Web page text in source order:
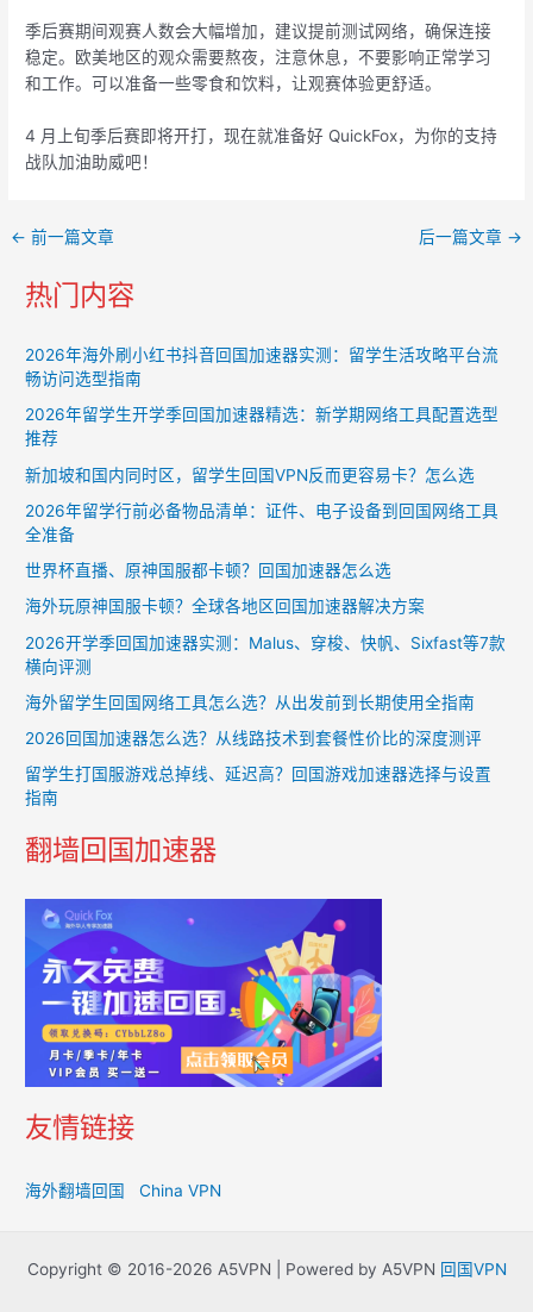
季后赛期间观赛人数会大幅增加，建议提前测试网络，确保连接
稳定。欧美地区的观众需要熬夜，注意休息，不要影响正常学习
和工作。可以准备一些零食和饮料，让观赛体验更舒适。
4 月上旬季后赛即将开打，现在就准备好 QuickFox，为你的支持
战队加油助威吧！
Post
← 前一篇文章 后一篇文章 →
热门内容
2026年海外刷小红书抖音回国加速器实测：留学生活攻略平台流
畅访问选型指南
2026年留学生开学季回国加速器精选：新学期网络工具配置选型
推荐
新加坡和国内同时区，留学生回国VPN反而更容易卡？怎么选
2026年留学行前必备物品清单：证件、电子设备到回国网络工具
全准备
世界杯直播、原神国服都卡顿？回国加速器怎么选
海外玩原神国服卡顿？全球各地区回国加速器解决方案
2026开学季回国加速器实测：Malus、穿梭、快帆、Sixfast等7款
横向评测
海外留学生回国网络工具怎么选？从出发前到长期使用全指南
2026回国加速器怎么选？从线路技术到套餐性价比的深度测评
留学生打国服游戏总掉线、延迟高？回国游戏加速器选择与设置
指南
翻墙回国加速器
友情链接
海外翻墙回国 China VPN
Copyright © 2016-2026 A5VPN | Powered by A5VPN 回国VPN